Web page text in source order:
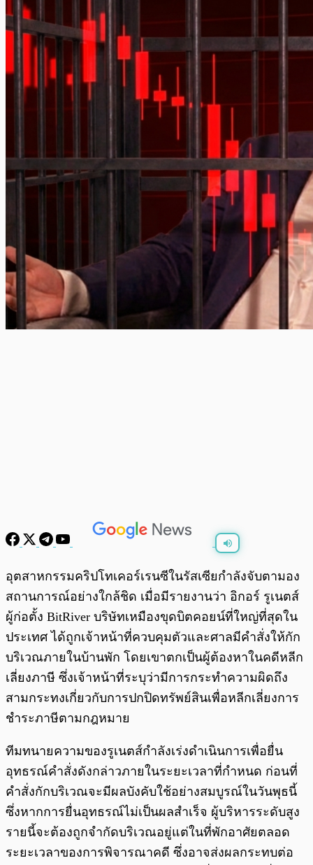
0:00/
อุตสาหกรรมคริปโทเคอร์เรนซีในรัสเซียกำลังจับตามอง
สถานการณ์อย่างใกล้ชิด เมื่อมีรายงานว่า อิกอร์ รูเนตส์
ผู้ก่อตั้ง BitRiver บริษัทเหมืองขุดบิตคอยน์ที่ใหญ่ที่สุดใน
ประเทศ ได้ถูกเจ้าหน้าที่ควบคุมตัวและศาลมีคำสั่งให้กัก
บริเวณภายในบ้านพัก โดยเขาตกเป็นผู้ต้องหาในคดีหลีก
เลี่ยงภาษี ซึ่งเจ้าหน้าที่ระบุว่ามีการกระทำความผิดถึง
สามกระทงเกี่ยวกับการปกปิดทรัพย์สินเพื่อหลีกเลี่ยงการ
ชำระภาษีตามกฎหมาย
ทีมทนายความของรูเนตส์กำลังเร่งดำเนินการเพื่อยื่น
อุทธรณ์คำสั่งดังกล่าวภายในระยะเวลาที่กำหนด ก่อนที่
คำสั่งกักบริเวณจะมีผลบังคับใช้อย่างสมบูรณ์ในวันพุธนี้
ซึ่งหากการยื่นอุทธรณ์ไม่เป็นผลสำเร็จ ผู้บริหารระดับสูง
รายนี้จะต้องถูกจำกัดบริเวณอยู่แต่ในที่พักอาศัยตลอด
ระยะเวลาของการพิจารณาคดี ซึ่งอาจส่งผลกระทบต่อ